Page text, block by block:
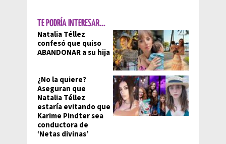
TE PODRÍA INTERESAR...
Natalia Téllez
confesó que quiso
ABANDONAR a su hija
¿No la quiere?
Aseguran que
Natalia Téllez
estaría evitando que
Karime Pindter sea
conductora de
‘Netas divinas’